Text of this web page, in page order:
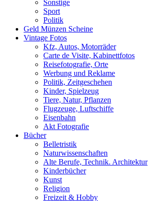
Sonstige
Sport
Politik
Geld Münzen Scheine
Vintage Fotos
Kfz, Autos, Motorräder
Carte de Visite, Kabinettfotos
Reisefotografie, Orte
Werbung und Reklame
Politik, Zeitgeschehen
Kinder, Spielzeug
Tiere, Natur, Pflanzen
Flugzeuge, Luftschiffe
Eisenbahn
Akt Fotografie
Bücher
Belletristik
Naturwissenschaften
Alte Berufe, Technik. Architektur
Kinderbücher
Kunst
Religion
Freizeit & Hobby